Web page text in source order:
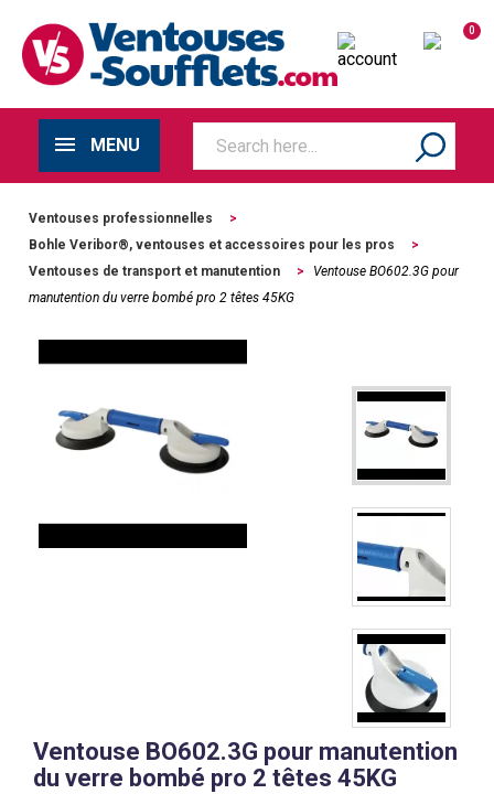
0
MENU
Ventouses professionnelles
>
Bohle Veribor®, ventouses et accessoires pour les pros
>
Ventouses de transport et manutention
>
Ventouse BO602.3G pour
manutention du verre bombé pro 2 têtes 45KG
Ventouse BO602.3G pour manutention
du verre bombé pro 2 têtes 45KG